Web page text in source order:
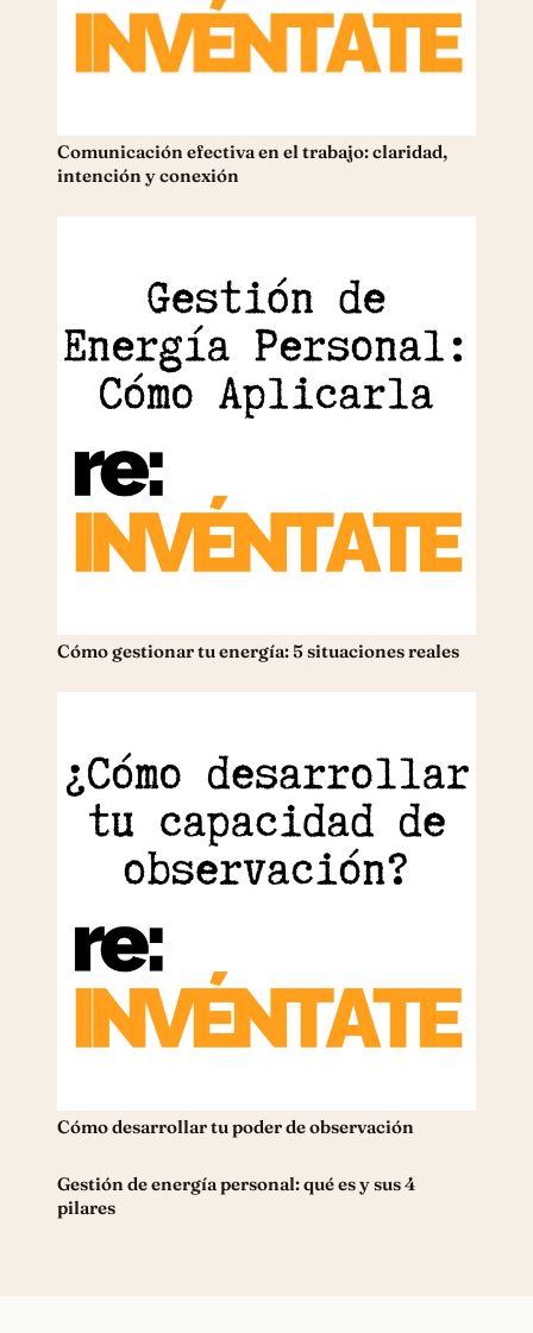
Comunicación efectiva en el trabajo: claridad,
intención y conexión
Cómo gestionar tu energía: 5 situaciones reales
Cómo desarrollar tu poder de observación
Gestión de energía personal: qué es y sus 4
pilares